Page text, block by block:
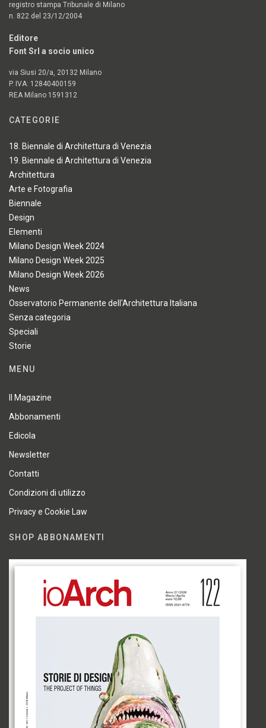
registro stampa Tribunale di Milano
n. 822 del 23/12/2004
Editore
Font Srl a socio unico
via Siusi 20/a, 20132 Milano
P. IVA: 12840400159
REA Milano 1591312
CATEGORIE
18. Biennale di Architettura di Venezia
19. Biennale di Architettura di Venezia
Architettura
Arte e Fotografia
Biennale
Design
Elementi
Milano Design Week 2024
Milano Design Week 2025
Milano Design Week 2026
News
Osservatorio Permanente dell'Architettura Italiana
Senza categoria
Speciali
Storie
MENU
Il Magazine
Abbonamenti
Edicola
Newsletter
Contatti
Condizioni di utilizzo
Privacy e Cookie Law
SHOP ABBONAMENTI